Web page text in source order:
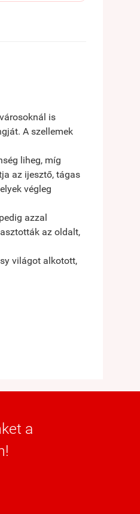
is
A szellemek
liheg, míg
az ijesztő, tágas
végleg
azzal
az oldalt,
világot alkotott,
a